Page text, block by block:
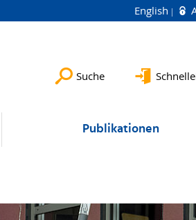
English
Suche
Publikationen